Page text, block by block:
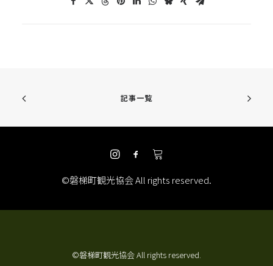
記事一覧
©磐梯町観光協会 All rights reserved.
©磐梯町観光協会 All rights reserved.